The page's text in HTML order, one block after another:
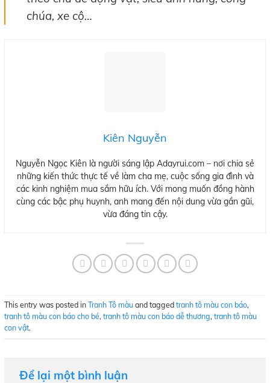
chúa, xe cộ…
Kiên Nguyễn
Nguyễn Ngọc Kiên là người sáng lập Adayrui.com – nơi chia sẻ
những kiến thức thực tế về làm cha mẹ, cuộc sống gia đình và
các kinh nghiệm mua sắm hữu ích. Với mong muốn đồng hành
cùng các bậc phụ huynh, anh mang đến nội dung vừa gần gũi,
vừa đáng tin cậy.
This entry was posted in Tranh Tô màu and tagged tranh tô màu con báo,
tranh tô màu con báo cho bé, tranh tô màu con báo dễ thương, tranh tô màu
con vật.
Để lại một bình luận